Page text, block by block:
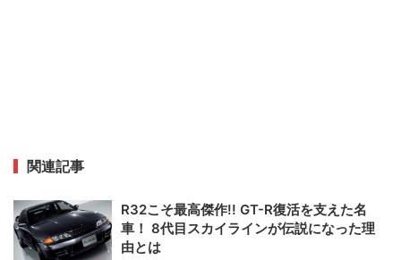
関連記事
R32こそ最高傑作!! GT-R復活を支えた名
車！ 8代目スカイラインが伝説になった理
由とは